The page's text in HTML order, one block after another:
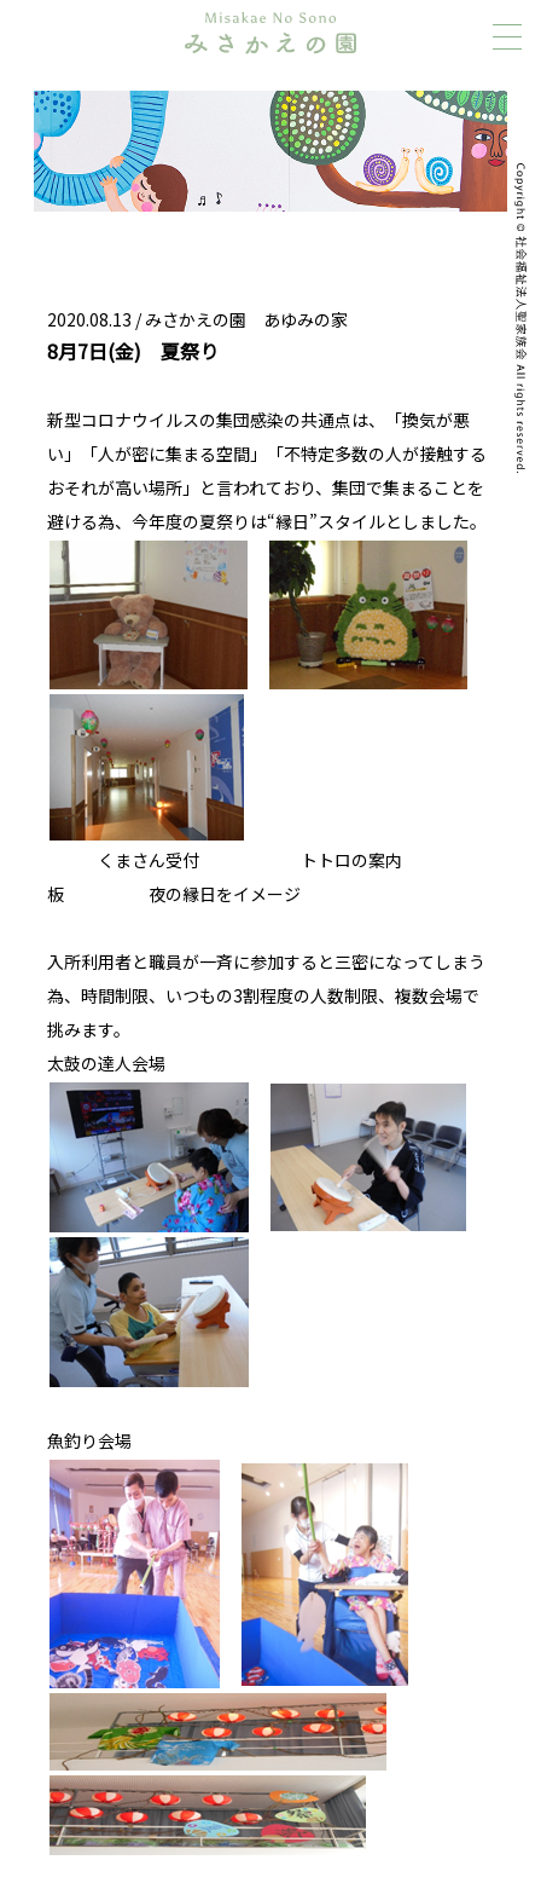
2020.08.13 /みさかえの園 あゆみの家
8月7日(金) 夏祭り
新型コロナウイルスの集団感染の共通点は、「換気が悪
い」「人が密に集まる空間」「不特定多数の人が接触する
おそれが高い場所」と言われており、集団で集まることを
避ける為、今年度の夏祭りは“縁日”スタイルとしました。
くまさん受付 トトロの案内
板 夜の縁日をイメージ
入所利用者と職員が一斉に参加すると三密になってしまう
為、時間制限、いつもの3割程度の人数制限、複数会場で
挑みます。
太鼓の達人会場
魚釣り会場